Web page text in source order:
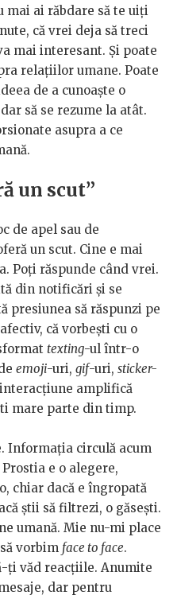
mai ai răbdare să te uiți
că vrei deja să treci
mai interesant. Și poate
relațiilor umane. Poate
de a cunoaște o
să se rezume la atât.
asupra a ce
un scut”
de apel sau de
un scut. Cine e mai
Poți răspunde când vrei.
din notificări și se
presiunea să răspunzi pe
că vorbești cu o
texting-ul într-o
emoji-uri, gif-uri, sticker-
amplifică
mare parte din timp.
Informația circulă acum
e o alegere,
chiar dacă e îngropată
știi să filtrezi, o găsești.
umană. Mie nu-mi place
vorbim face to face.
ți văd reacțiile. Anumite
dar pentru